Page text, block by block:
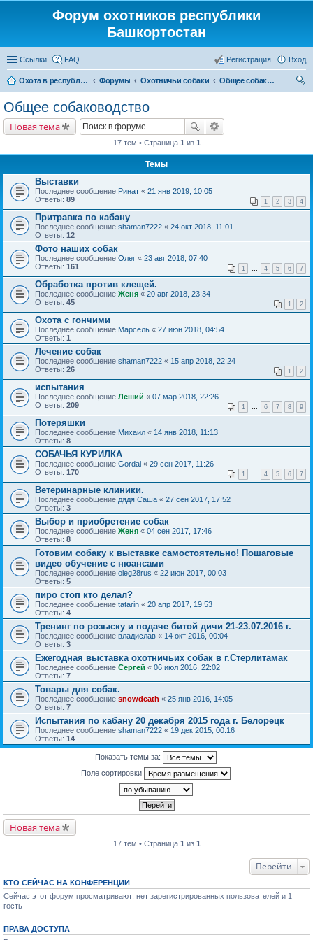
Форум охотников республики
Башкортостан
Ссылки FAQ Вход
Регистрация
Охота в республике Башкортостан Форумы Охотничьи собаки
Общее собаководство
Общее собаководство
Новая тема
17 тем • Страница 1 из 1
Темы
Выставки
Последнее сообщение Ринат « 21 янв 2019, 10:05
Ответы: 89 1 2 3 4
Притравка по кабану
Последнее сообщение shaman7222 « 24 окт 2018, 11:01
Ответы: 12
Фото наших собак
Последнее сообщение Олег « 23 авг 2018, 07:40
Ответы: 161 1 … 4 5 6 7
Обработка против клещей.
Последнее сообщение Женя « 20 авг 2018, 23:34
Ответы: 45 1 2
Охота с гончими
Последнее сообщение Марсель « 27 июн 2018, 04:54
Ответы: 1
Лечение собак
Последнее сообщение shaman7222 « 15 апр 2018, 22:24
Ответы: 26 1 2
испытания
Последнее сообщение Леший « 07 мар 2018, 22:26
Ответы: 209 1 … 6 7 8 9
Потеряшки
Последнее сообщение Михаил « 14 янв 2018, 11:13
Ответы: 8
СОБАЧЬЯ КУРИЛКА
Последнее сообщение Gordai « 29 сен 2017, 11:26
Ответы: 170 1 … 4 5 6 7
Ветеринарные клиники.
Последнее сообщение дядя Саша « 27 сен 2017, 17:52
Ответы: 3
Выбор и приобретение собак
Последнее сообщение Женя « 04 сен 2017, 17:46
Ответы: 8
Готовим собаку к выставке самостоятельно! Пошаговые
видео обучение с нюансами
Последнее сообщение oleg28rus « 22 июн 2017, 00:03
Ответы: 5
пиро стоп кто делал?
Последнее сообщение tatarin « 20 апр 2017, 19:53
Ответы: 4
Тренинг по розыску и подаче битой дичи 21-23.07.2016 г.
Последнее сообщение владислав « 14 окт 2016, 00:04
Ответы: 3
Ежегодная выставка охотничьих собак в г.Стерлитамак
Последнее сообщение Сергей « 06 июл 2016, 22:02
Ответы: 7
Товары для собак.
Последнее сообщение snowdeath « 25 янв 2016, 14:05
Ответы: 7
Испытания по кабану 20 декабря 2015 года г. Белорецк
Последнее сообщение shaman7222 « 19 дек 2015, 00:16
Ответы: 14
Показать темы за:
Поле сортировки
Новая тема
17 тем • Страница 1 из 1
Перейти
КТО СЕЙЧАС НА КОНФЕРЕНЦИИ
Сейчас этот форум просматривают: нет зарегистрированных пользователей и 1
гость
ПРАВА ДОСТУПА